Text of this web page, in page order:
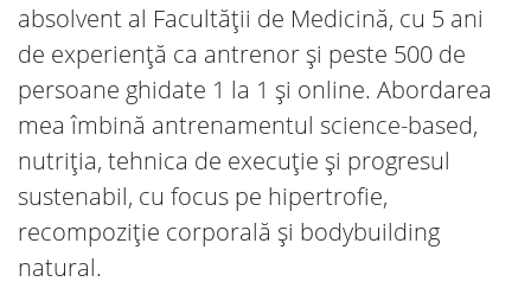
absolvent al Facultății de Medicină, cu 5 ani
de experiență ca antrenor și peste 500 de
persoane ghidate 1 la 1 și online. Abordarea
mea îmbină antrenamentul science-based,
nutriția, tehnica de execuție și progresul
sustenabil, cu focus pe hipertrofie,
recompoziție corporală și bodybuilding
natural.